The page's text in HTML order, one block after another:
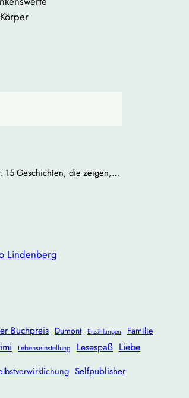
15 Geschichten, die zeigen,…
Lindenberg
Buchpreis Dumont Erzählungen Familie
Lebenseinstellung Lesespaß Liebe
Selfpublisher